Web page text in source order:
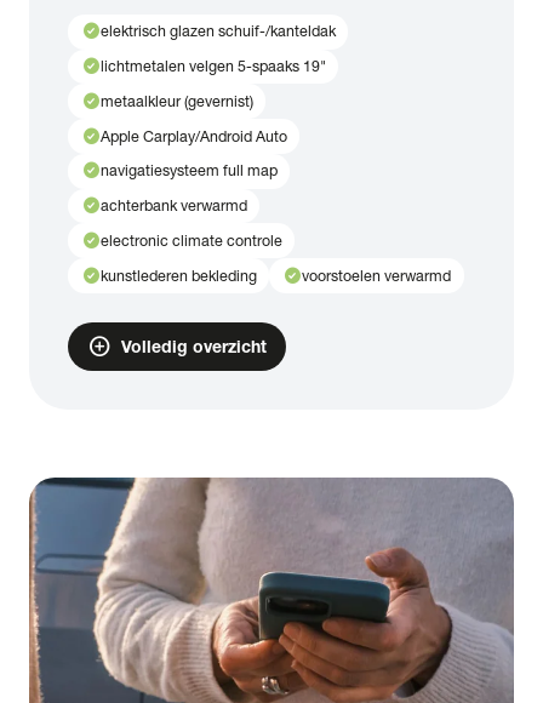
check_circleelektrisch glazen schuif-/kanteldak
check_circlelichtmetalen velgen 5-spaaks 19"
check_circlemetaalkleur (gevernist)
check_circleApple Carplay/Android Auto
check_circlenavigatiesysteem full map
check_circleachterbank verwarmd
check_circleelectronic climate controle
check_circlekunstlederen bekleding check_circlevoorstoelen verwarmd
add_circle Volledig overzicht